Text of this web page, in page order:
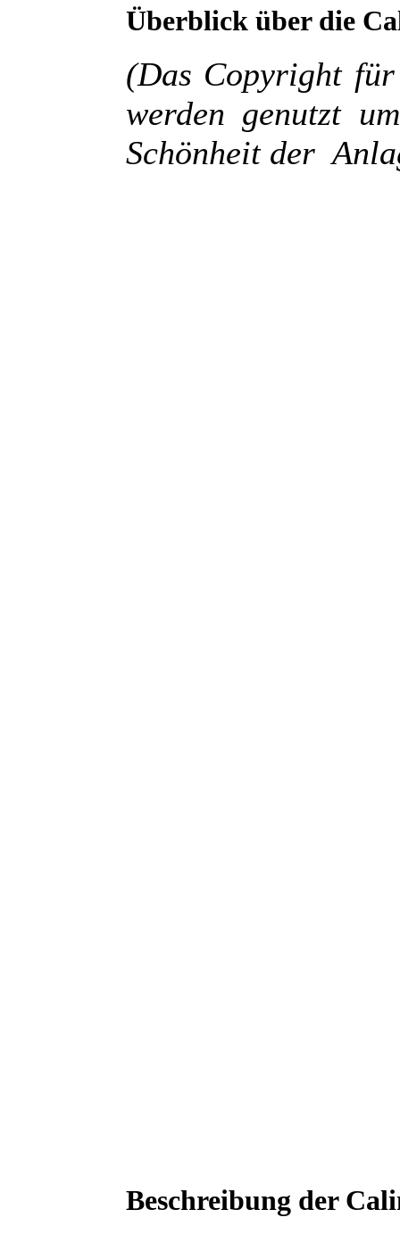
Überblick über die
(Das Copyright
werden genutzt
Schönheit der
Beschreibung der